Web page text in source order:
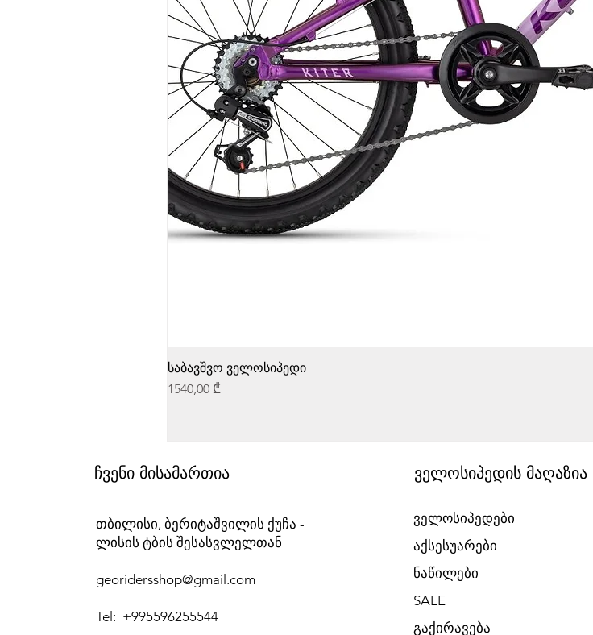
საბავშვო ველოსიპედი
Price
1540,00 ₾
ჩვენი მისამართია
თბილისი, ბერიტაშვილის ქუჩა -
ლისის ტბის შესასვლელთან
georidersshop@gmail.com
Tel: +995596255544
ველოსიპედის მაღაზია
ველოსიპედები
აქსესუარები
ნაწილები
SALE
გაქირავება​